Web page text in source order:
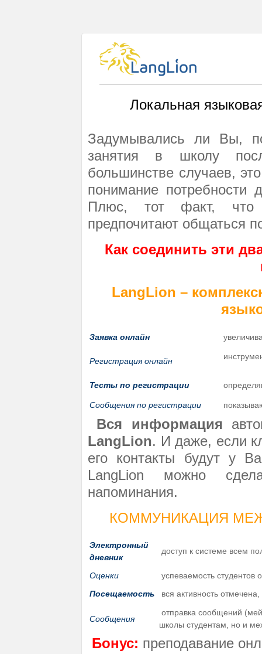
Локальная
Задумывались ли Вы,
занятия в школу
большинстве случаев,
понимание потребности
Плюс, тот факт, что
предпочитают общаться
Как соединить эти
LangLion –
Заявка онлайн
Регистрация онлайн
Тесты по регистрации
Сообщения по регистрации
Вся информация
LangLion. И даже, если
его контакты будут у
LangLion можно
напоминания.
КОММУНИКАЦИЯ
Электронный
дневник
доступ к системе всем
Оценки
успеваемость студентов
Посещаемость
вся активность
Сообщения
отправка сообщений
школы студентам, но и
Бонус: преподавание